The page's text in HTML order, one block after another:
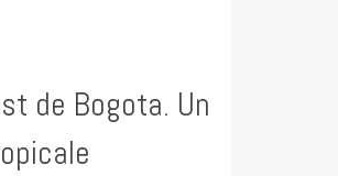
de Bogota. Un